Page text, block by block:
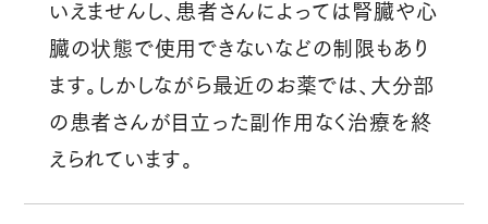
いえませんし、患者さんによっては腎臓や心
臓の状態で使用できないなどの制限もあり
ます。しかしながら最近のお薬では、大分部
の患者さんが目立った副作用なく治療を終
えられています。